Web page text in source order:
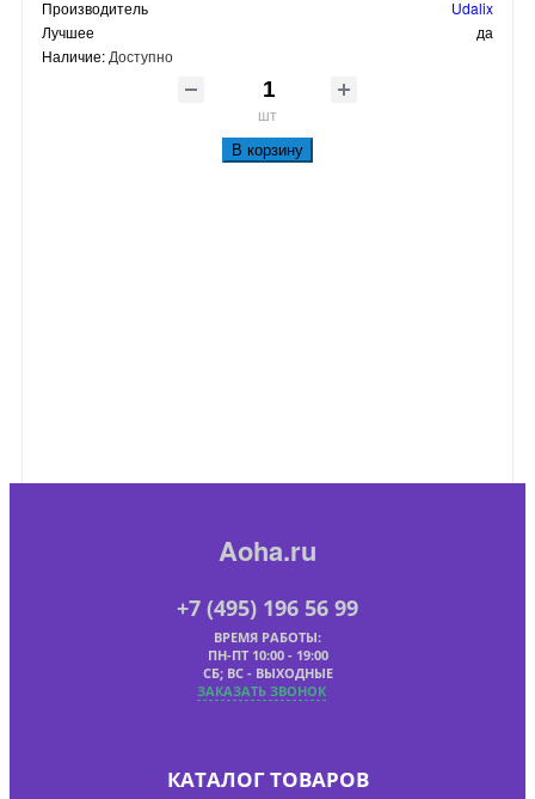
Производитель
Udalix
Лучшее
да
Наличие: Доступно
шт
В корзину
Aoha.ru
+7 (495) 196 56 99
ВРЕМЯ РАБОТЫ:
ПН-ПТ 10:00 - 19:00
СБ; ВС - ВЫХОДНЫЕ
ЗАКАЗАТЬ ЗВОНОК
КАТАЛОГ ТОВАРОВ